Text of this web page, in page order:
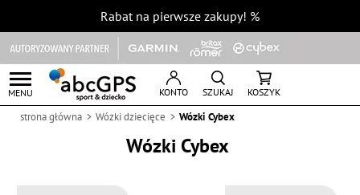
Rabat na pierwsze zakupy! %
MENU KONTO SZUKAJ KOSZYK
strona główna Wózki dziecięce Wózki Cybex
Wózki Cybex